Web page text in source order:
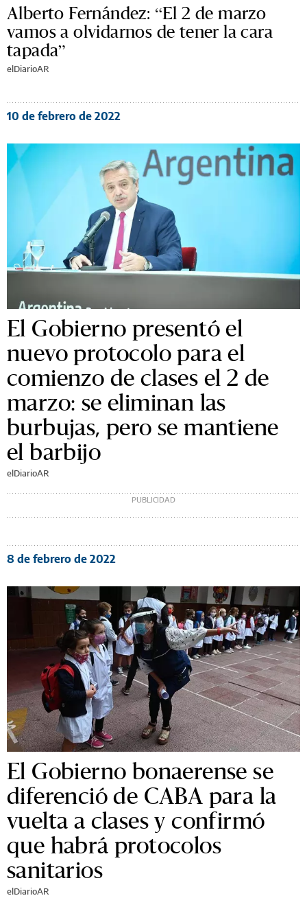
Alberto Fernández: “El 2 de marzo
vamos a olvidarnos de tener la cara
tapada”
elDiarioAR
10 de febrero de 2022
El Gobierno presentó el
nuevo protocolo para el
comienzo de clases el 2 de
marzo: se eliminan las
burbujas, pero se mantiene
el barbijo
elDiarioAR
8 de febrero de 2022
El Gobierno bonaerense se
diferenció de CABA para la
vuelta a clases y confirmó
que habrá protocolos
sanitarios
elDiarioAR